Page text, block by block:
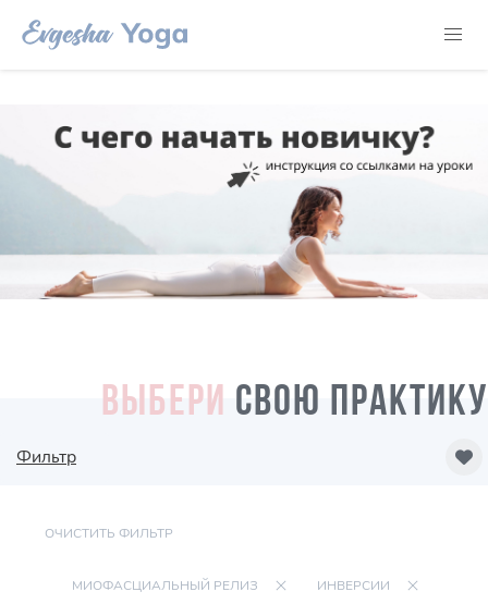
ВЫБЕРИ СВОЮ ПРАКТИКУ
Фильтр
ОЧИСТИТЬ ФИЛЬТР
МИОФАСЦИАЛЬНЫЙ РЕЛИЗ ИНВЕРСИИ